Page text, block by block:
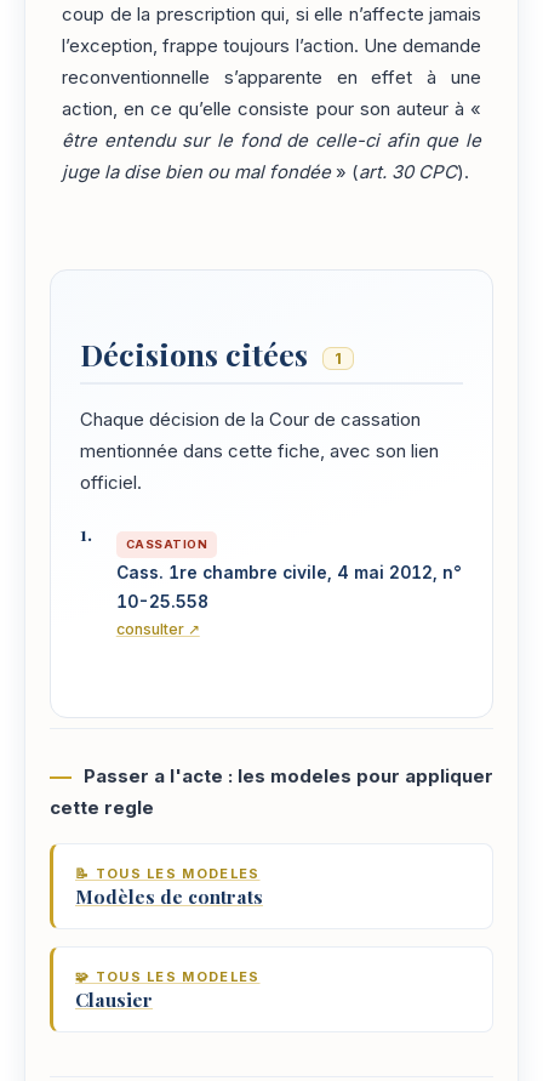
coup de la prescription qui, si elle n’affecte jamais
l’exception, frappe toujours l’action. Une demande
reconventionnelle s’apparente en effet à une
action, en ce qu’elle consiste pour son auteur à «
être entendu sur le fond de celle-ci afin que le
juge la dise bien ou mal fondée» (art. 30 CPC).
Décisions citées 1
Chaque décision de la Cour de cassation
mentionnée dans cette fiche, avec son lien
officiel.
CASSATION
Cass. 1re chambre civile, 4 mai 2012, n°
10-25.558
consulter ↗
Passer a l'acte : les modeles pour appliquer
cette regle
📝 TOUS LES MODELES
Modèles de contrats
🧩 TOUS LES MODELES
Clausier